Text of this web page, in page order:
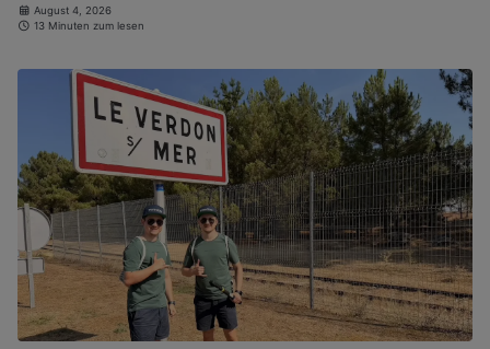
August 4, 2026
13 Minuten zum lesen